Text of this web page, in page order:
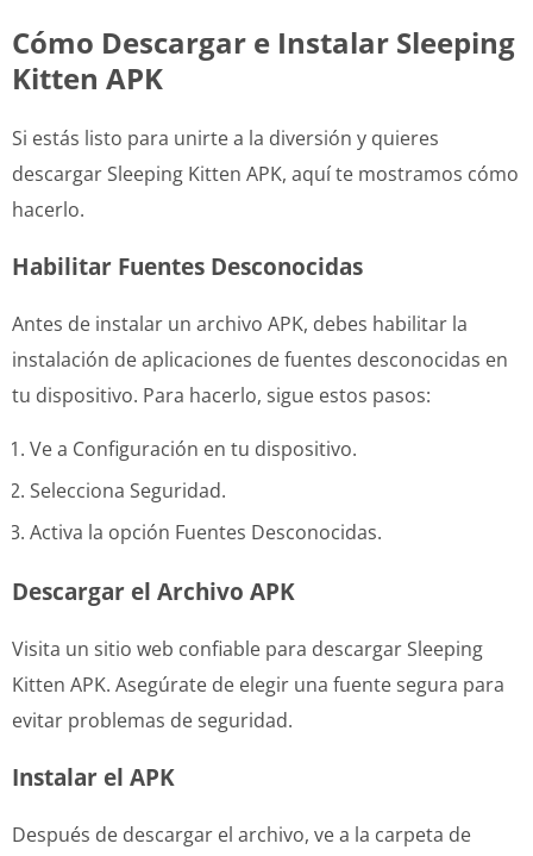
Cómo Descargar e Instalar Sleeping
Kitten APK
Si estás listo para unirte a la diversión y quieres
descargar Sleeping Kitten APK, aquí te mostramos cómo
hacerlo.
Habilitar Fuentes Desconocidas
Antes de instalar un archivo APK, debes habilitar la
instalación de aplicaciones de fuentes desconocidas en
tu dispositivo. Para hacerlo, sigue estos pasos:
Ve a Configuración en tu dispositivo.
Selecciona Seguridad.
Activa la opción Fuentes Desconocidas.
Descargar el Archivo APK
Visita un sitio web confiable para descargar Sleeping
Kitten APK. Asegúrate de elegir una fuente segura para
evitar problemas de seguridad.
Instalar el APK
Después de descargar el archivo, ve a la carpeta de